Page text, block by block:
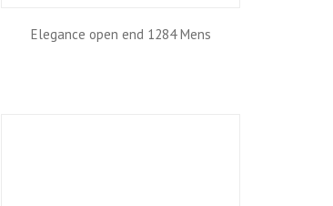
Elegance open end 1284 Mens